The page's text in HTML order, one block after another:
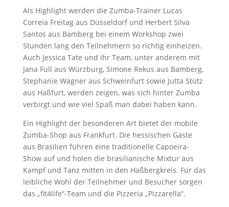
Als Highlight werden die Zumba-Trainer Lucas
Correia Freitag aus Düsseldorf und Herbert Silva
Santos aus Bamberg bei einem Workshop zwei
Stunden lang den Teilnehmern so richtig einheizen.
Auch Jessica Tate und ihr Team, unter anderem mit
Jana Full aus Würzburg, Simone Rekus aus Bamberg,
Stephanie Wagner aus Schweinfurt sowie Jutta Stütz
aus Haßfurt, werden zeigen, was sich hinter Zumba
verbirgt und wie viel Spaß man dabei haben kann.
Ein Highlight der besonderen Art bietet der mobile
Zumba-Shop aus Frankfurt. Die hessischen Gäste
aus Brasilien führen eine traditionelle Capoeira-
Show auf und holen die brasilianische Mixtur aus
Kampf und Tanz mitten in den Haßbergkreis. Für das
leibliche Wohl der Teilnehmer und Besucher sorgen
das „fit4life“-Team und die Pizzeria „Pizzarella“.